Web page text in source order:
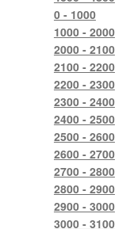
0 - 1000
1000 - 2000
2000 - 2100
2100 - 2200
2200 - 2300
2300 - 2400
2400 - 2500
2500 - 2600
2600 - 2700
2700 - 2800
2800 - 2900
2900 - 3000
3000 - 3100